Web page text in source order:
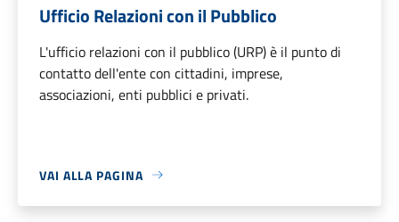
Ufficio Relazioni con il Pubblico
L'ufficio relazioni con il pubblico (URP) è il punto di
contatto dell'ente con cittadini, imprese,
associazioni, enti pubblici e privati.
VAI ALLA PAGINA